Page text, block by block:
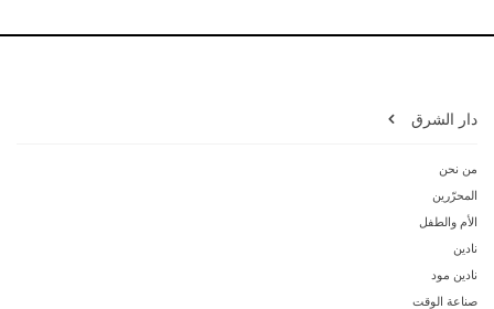
دار الشرق
من نحن
المحرّرين
الأم والطفل
نادين
نادين مود
صناعة الوقت